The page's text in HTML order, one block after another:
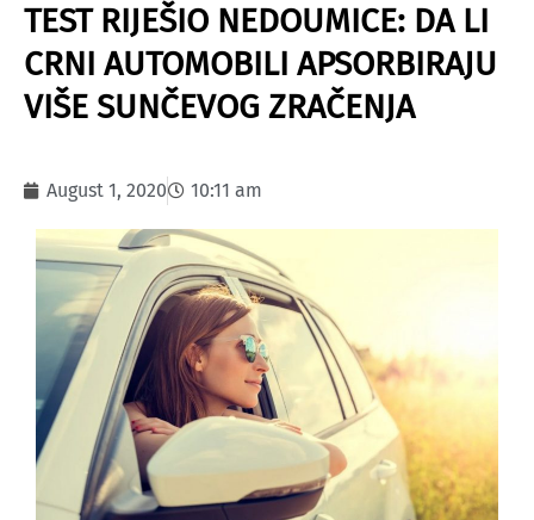
TEST RIJEŠIO NEDOUMICE: DA LI
CRNI AUTOMOBILI APSORBIRAJU
VIŠE SUNČEVOG ZRAČENJA
August 1, 2020 10:11 am